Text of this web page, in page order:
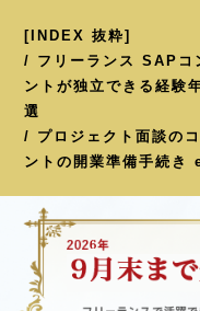
[INDEX 抜粋]
/ フリーランス SAPコ
ントが独立できる経験
選
/ プロジェクト面談の
ントの開業準備手続き